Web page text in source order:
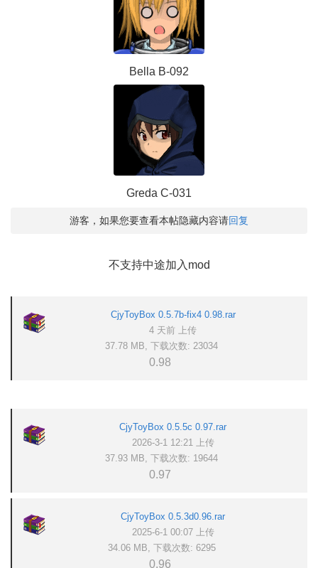
Bella B-092
Greda C-031
游客，如果您要查看本帖隐藏内容请回复
不支持中途加入mod
CjyToyBox 0.5.7b-fix4 0.98.rar
4 天前 上传
37.78 MB, 下载次数: 23034
0.98
CjyToyBox 0.5.5c 0.97.rar
2026-3-1 12:21 上传
37.93 MB, 下载次数: 19644
0.97
CjyToyBox 0.5.3d0.96.rar
2025-6-1 00:07 上传
34.06 MB, 下载次数: 6295
0.96